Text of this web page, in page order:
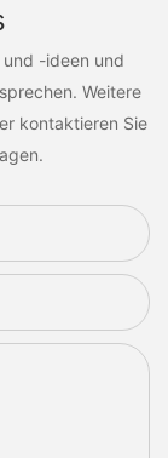
-ideen und
Weitere
kontaktieren Sie